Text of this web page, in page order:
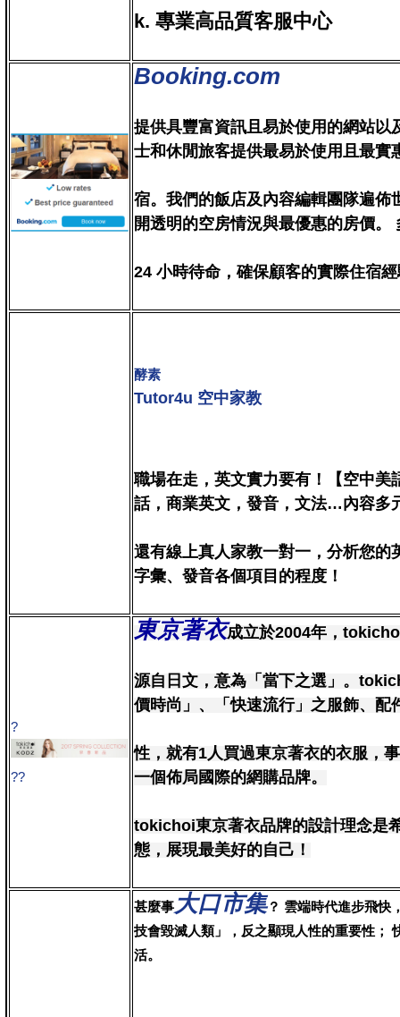
k. 專業高品質客服中心
Booking.com
提供具豐富資訊且易於使用的網站
士和休閒旅客提供最易於使用且最
宿。我們的飯店及內容編輯團隊遍
開透明的空房情況與最優惠的房價
24 小時待命，確保顧客的實際住宿
酵素
Tutor4u 空中家教
職場在走，英文實力要有！【空中
話，商業英文，發音，文法…內容多
還有線上真人家教一對一，分析您
字彙、發音各個項目的程度！
?
??
東京著衣成立於2004年，
源自日文，意為「當下之選」。
價時尚」、「快速流行」之服飾、配
性，就有1人買過東京著衣的衣服，
一個佈局國際的網購品牌。
tokichoi東京著衣品牌的設計理念是
態，展現最美好的自己！
甚麼事 大口市集？ 雲端時代進步飛快
技會毀滅人類」，反之顯現人性的重要性；
活。